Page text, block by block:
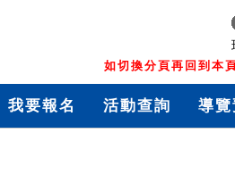
如切換分頁再回到本
我要報名 活動查詢 導覽